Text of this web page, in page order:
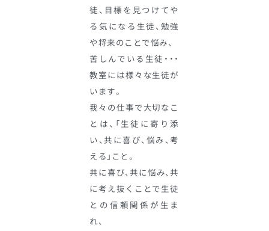
徒、目標を見つけてや
る気になる生徒、勉強
や将来のことで悩み、
苦しんでいる生徒・・・
教室には様々な生徒が
います。
我々の仕事で大切なこ
とは、「生徒に寄り添
い、共に喜び、悩み、考
える」こと。
共に喜び、共に悩み、共
に考え抜くことで生徒
との信頼関係が生ま
れ、